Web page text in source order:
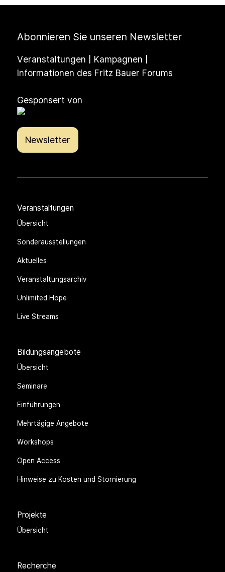
Abonnieren Sie unseren Newsletter
Veranstaltungen | Kampagnen |
Informationen des Fritz Bauer Forums
Gesponsert von
Newsletter
Veranstaltungen
Übersicht
Sonderausstellungen
Aktuelles
Veranstaltungsarchiv
Unlimited Hope
Live Streams
Bildungsangebote
Übersicht
Seminare
Einführungen
Mehrtägige Angebote
Workshops
Open Access
Hinweise zu Kosten und Stornierung
Projekte
Übersicht
Recherche